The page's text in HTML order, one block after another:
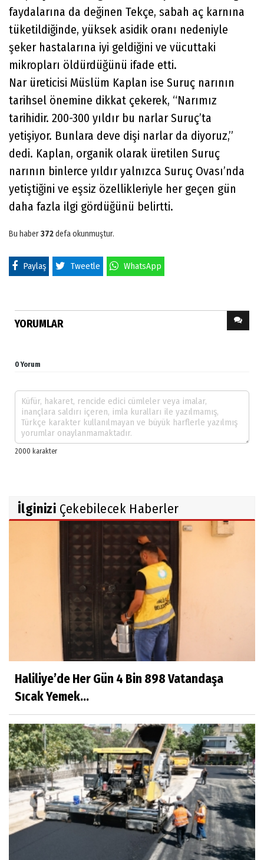
faydalarına da değinen Tekçe, sabah aç karnına
tüketildiğinde, yüksek asidik oranı nedeniyle
şeker hastalarına iyi geldiğini ve vücuttaki
mikropları öldürdüğünü ifade etti.
Nar üreticisi Müslüm Kaplan ise Suruç narının
tarihsel önemine dikkat çekerek, “Narımız
tarihidir. 200-300 yıldır bu narlar Suruç’ta
yetişiyor. Bunlara deve dişi narlar da diyoruz,”
dedi. Kaplan, organik olarak üretilen Suruç
narının binlerce yıldır yalnızca Suruç Ovası’nda
yetiştiğini ve eşsiz özellikleriyle her geçen gün
daha fazla ilgi gördüğünü belirtti.
Bu haber372defa okunmuştur.
Paylaş Tweetle WhatsApp
YORUMLAR
0 Yorum
İlginizi Çekebilecek Haberler
Haliliye’de Her Gün 4 Bin 898 Vatandaşa
Sıcak Yemek...